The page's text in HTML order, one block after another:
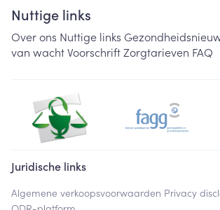
Nuttige links
Over ons Nuttige links
van wachtVoorschriftZorgtarieven FAQ
Juridische links
Algemene verkoopsvoorwaarden Privacy